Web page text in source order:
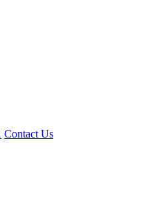
Contact Us